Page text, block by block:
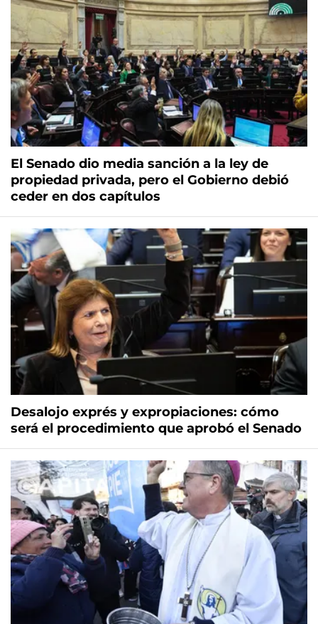
El Senado dio media sanción a la ley de
propiedad privada, pero el Gobierno debió
ceder en dos capítulos
Desalojo exprés y expropiaciones: cómo
será el procedimiento que aprobó el Senado